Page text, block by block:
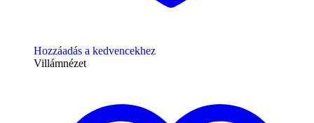
Hozzáadás a kedvencekhez
Villámnézet